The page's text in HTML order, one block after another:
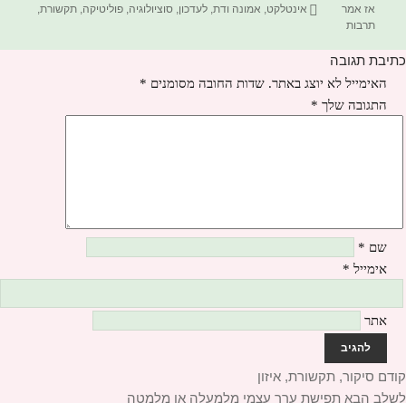
בתאריךאז אמר
תגיות
אינטלקט, אמונה ודת,לעדכון,סוציולוגיה,פוליטיקה,תקשורת,
תרבות
כתיבת תגובה
האימייל לא יוצג באתר. שדות החובה מסומנים *
התגובה שלך *
שם *
אימייל *
אתר
ניווט
קודם הפוסט
הקודם:
סיקור, תקשורת, איזון
לשלב הבא הפוסט
תפישת ערך עצמי מלמעלה או מלמטה